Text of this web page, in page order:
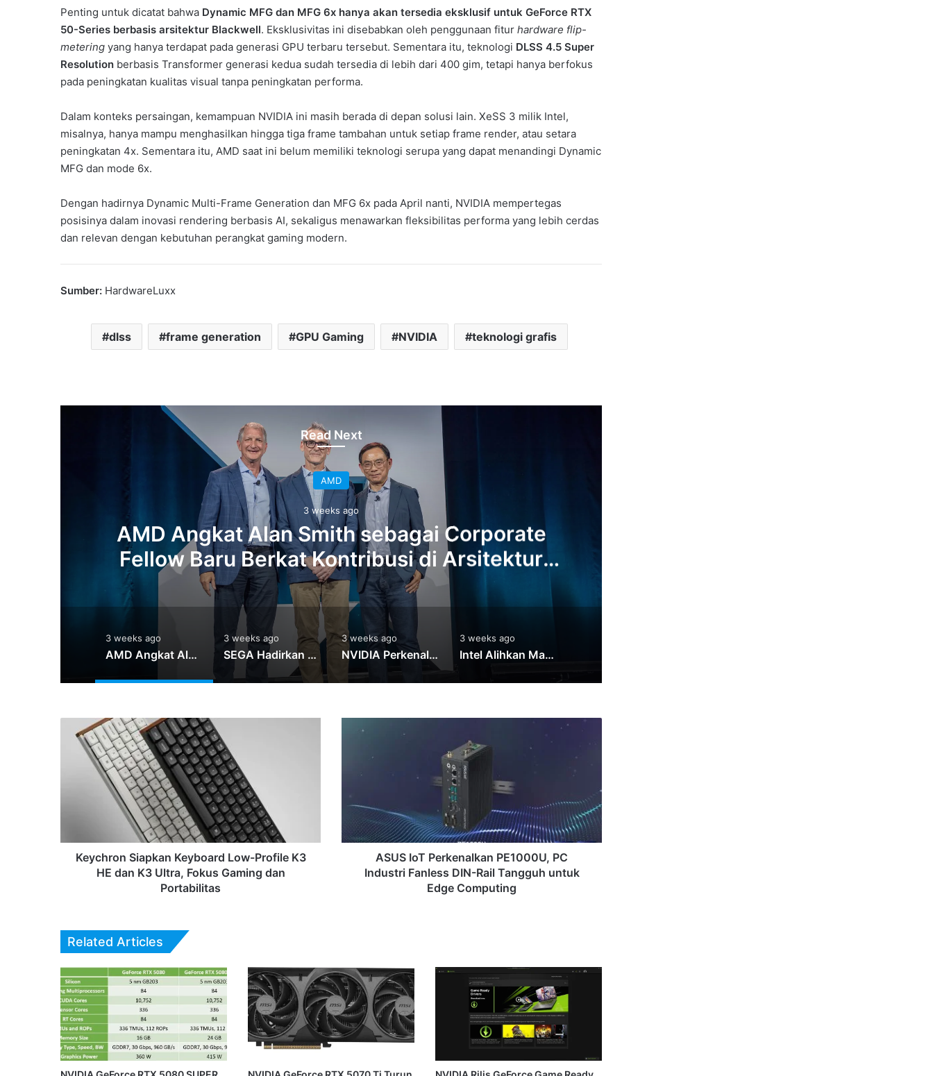
Penting untuk dicatat bahwa Dynamic MFG dan MFG 6x hanya akan tersedia eksklusif untuk GeForce RTX
50-Series berbasis arsitektur Blackwell. Eksklusivitas ini disebabkan oleh penggunaan fitur hardware flip-
metering yang hanya terdapat pada generasi GPU terbaru tersebut. Sementara itu, teknologi DLSS 4.5 Super
Resolution berbasis Transformer generasi kedua sudah tersedia di lebih dari 400 gim, tetapi hanya berfokus
pada peningkatan kualitas visual tanpa peningkatan performa.
Dalam konteks persaingan, kemampuan NVIDIA ini masih berada di depan solusi lain. XeSS 3 milik Intel,
misalnya, hanya mampu menghasilkan hingga tiga frame tambahan untuk setiap frame render, atau setara
peningkatan 4x. Sementara itu, AMD saat ini belum memiliki teknologi serupa yang dapat menandingi Dynamic
MFG dan mode 6x.
Dengan hadirnya Dynamic Multi-Frame Generation dan MFG 6x pada April nanti, NVIDIA mempertegas
posisinya dalam inovasi rendering berbasis AI, sekaligus menawarkan fleksibilitas performa yang lebih cerdas
dan relevan dengan kebutuhan perangkat gaming modern.
Sumber: HardwareLuxx
dlss frame generation GPU Gaming NVIDIA teknologi grafis
Read Next
AMD
3 weeks ago
AMD Angkat Alan Smith sebagai Corporate
Fellow Baru Berkat Kontribusi di Arsitektur
GPU
3 weeks ago
AMD Angkat Alan Smith sebagai Corporate Fellow Baru Berkat Kontribusi di Arsitektur GPU
3 weeks ago
SEGA Hadirkan Virtua Fighter CROSSROADS ke Platform NVIDIA RTX Spark PC
3 weeks ago
NVIDIA Perkenalkan Jetson T3000 dan T2000 Berbasis Thor untuk Robotika dan Edge AI
3 weeks ago
Intel Alihkan Mayoritas Produksi Nova Lake ke Intel Foundry Berkat Peningkatan Yield 18A
Keychron
Siapkan
Keyboard
K3
Ultra,Keychron Siapkan Keyboard Low-Profile K3
HE dan K3 Ultra, Fokus Gaming dan
Portabilitas
Fanless
DIN-
Rail
Tangguh
untuk
ASUS IoT Perkenalkan PE1000U, PC
Industri Fanless DIN-Rail Tangguh untuk
Edge Computing
Related Articles